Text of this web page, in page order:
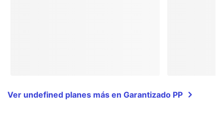
Ver undefined planes más en Garantizado PP